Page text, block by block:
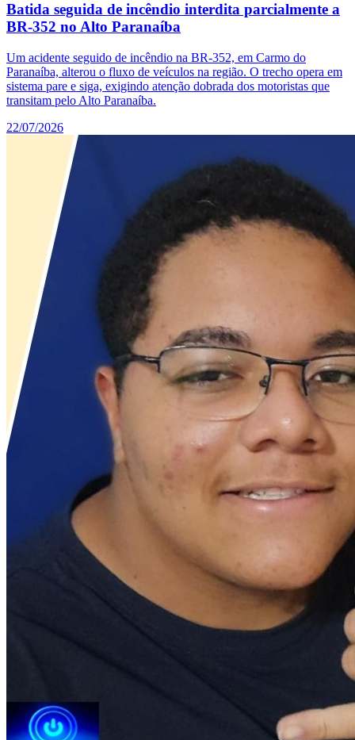
Batida seguida de incêndio interdita parcialmente a
BR-352 no Alto Paranaíba
Um acidente seguido de incêndio na BR-352, em Carmo do
Paranaíba, alterou o fluxo de veículos na região. O trecho opera em
sistema pare e siga, exigindo atenção dobrada dos motoristas que
transitam pelo Alto Paranaíba.
22/07/2026